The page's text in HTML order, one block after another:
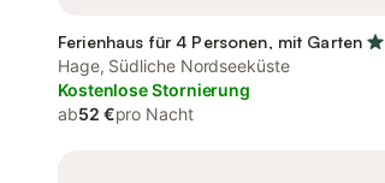
Ferienhaus für 4 Personen, mit Garten
Hage, Südliche Nordseeküste
Kostenlose Stornierung
ab52 €pro Nacht